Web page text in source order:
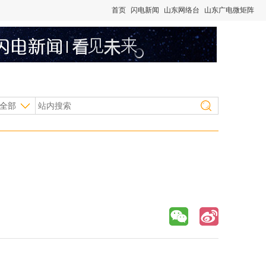
首页 闪电新闻 山东网络台 山东广电微矩阵
部